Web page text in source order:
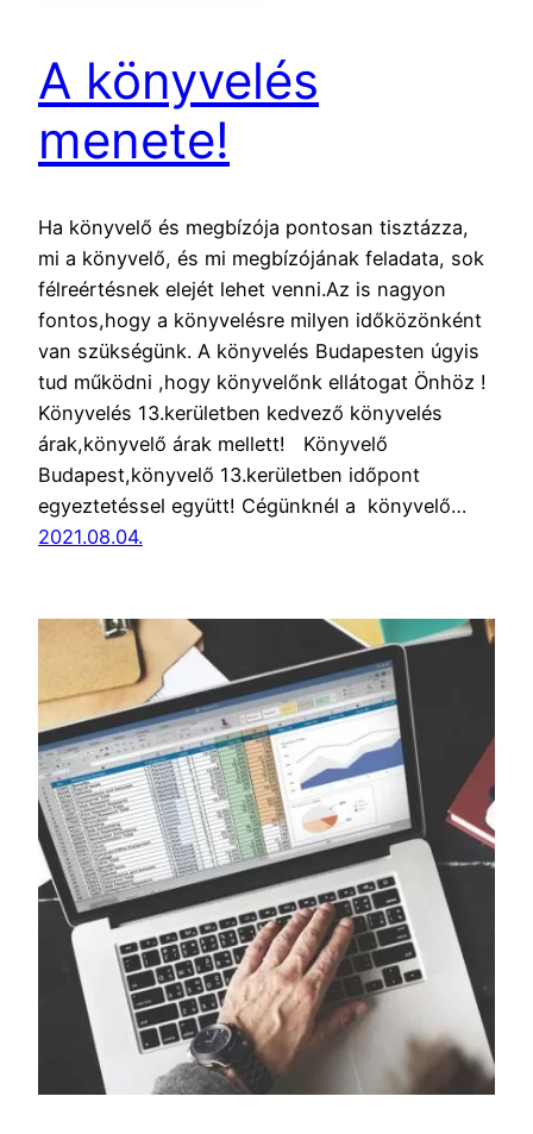
A könyvelés
menete!
Ha könyvelő és megbízója pontosan tisztázza,
mi a könyvelő, és mi megbízójának feladata, sok
félreértésnek elejét lehet venni.Az is nagyon
fontos,hogy a könyvelésre milyen időközönként
van szükségünk. A könyvelés Budapesten úgyis
tud működni ,hogy könyvelőnk ellátogat Önhöz !
Könyvelés 13.kerületben kedvező könyvelés
árak,könyvelő árak mellett! Könyvelő
Budapest,könyvelő 13.kerületben időpont
egyeztetéssel együtt! Cégünknél a könyvelő…
2021.08.04.